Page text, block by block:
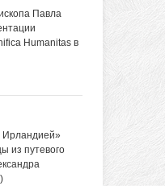
Павла
Нumanitas в
Ирландией»
из путевого